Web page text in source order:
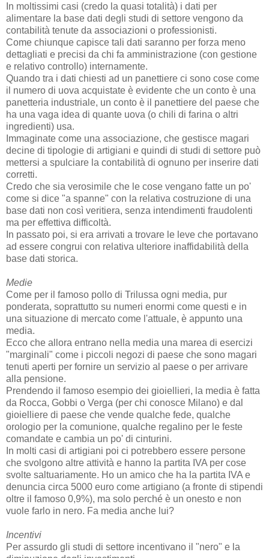
In moltissimi casi (credo la quasi totalità) i dati per
alimentare la base dati degli studi di settore vengono da
contabilità tenute da associazioni o professionisti.
Come chiunque capisce tali dati saranno per forza meno
dettagliati e precisi da chi fa amministrazione (con gestione
e relativo controllo) internamente.
Quando tra i dati chiesti ad un panettiere ci sono cose come
il numero di uova acquistate è evidente che un conto è una
panetteria industriale, un conto è il panettiere del paese che
ha una vaga idea di quante uova (o chili di farina o altri
ingredienti) usa.
Immaginate come una associazione, che gestisce magari
decine di tipologie di artigiani e quindi di studi di settore può
mettersi a spulciare la contabilità di ognuno per inserire dati
corretti.
Credo che sia verosimile che le cose vengano fatte un po'
come si dice "a spanne" con la relativa costruzione di una
base dati non così veritiera, senza intendimenti fraudolenti
ma per effettiva difficoltà.
In passato poi, si era arrivati a trovare le leve che portavano
ad essere congrui con relativa ulteriore inaffidabilità della
base dati storica.
Medie
Come per il famoso pollo di Trilussa ogni media, pur
ponderata, soprattutto su numeri enormi come questi e in
una situazione di mercato come l'attuale, è appunto una
media.
Ecco che allora entrano nella media una marea di esercizi
"marginali" come i piccoli negozi di paese che sono magari
tenuti aperti per fornire un servizio al paese o per arrivare
alla pensione.
Prendendo il famoso esempio dei gioiellieri, la media è fatta
da Rocca, Gobbi o Verga (per chi conosce Milano) e dal
gioielliere di paese che vende qualche fede, qualche
orologio per la comunione, qualche regalino per le feste
comandate e cambia un po' di cinturini.
In molti casi di artigiani poi ci potrebbero essere persone
che svolgono altre attività e hanno la partita IVA per cose
svolte saltuariamente. Ho un amico che ha la partita IVA e
denuncia circa 5000 euro come artigiano (a fronte di stipendi
oltre il famoso 0,9%), ma solo perché è un onesto e non
vuole farlo in nero. Fa media anche lui?
Incentivi
Per assurdo gli studi di settore incentivano il "nero" e la